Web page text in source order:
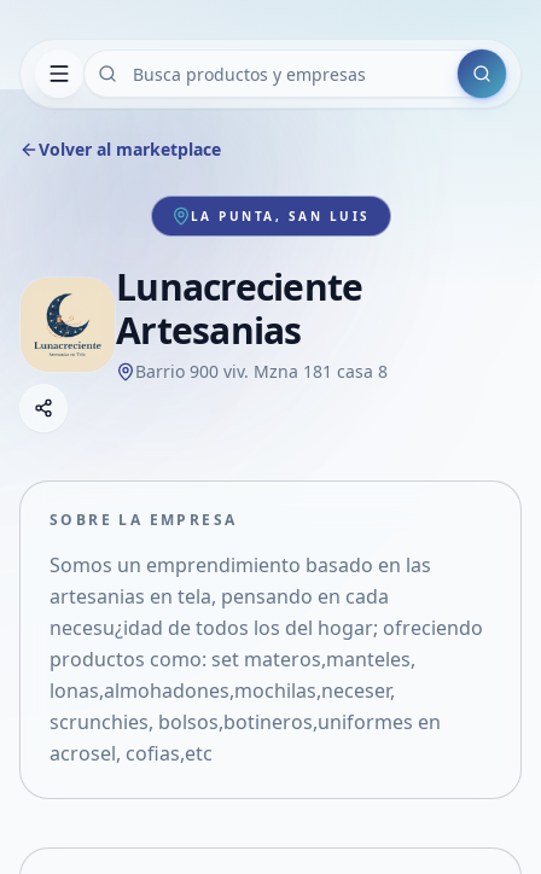
Buscar
Volver al marketplace
LA PUNTA, SAN LUIS
Lunacreciente
Artesanias
Barrio 900 viv. Mzna 181 casa 8
Compartir empresa
Compartir en X
SOBRE LA EMPRESA
Somos un emprendimiento basado en las
artesanias en tela, pensando en cada
necesu¿idad de todos los del hogar; ofreciendo
productos como: set materos,manteles,
lonas,almohadones,mochilas,neceser,
scrunchies, bolsos,botineros,uniformes en
acrosel, cofias,etc